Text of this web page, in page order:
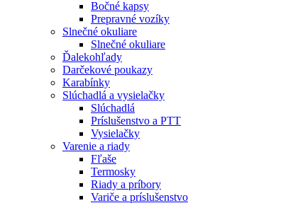
Bočné kapsy
Prepravné vozíky
Slnečné okuliare
Slnečné okuliare
Ďalekohľady
Darčekové poukazy
Karabínky
Slúchadlá a vysielačky
Slúchadlá
Príslušenstvo a PTT
Vysielačky
Varenie a riady
Fľaše
Termosky
Riady a príbory
Variče a príslušenstvo